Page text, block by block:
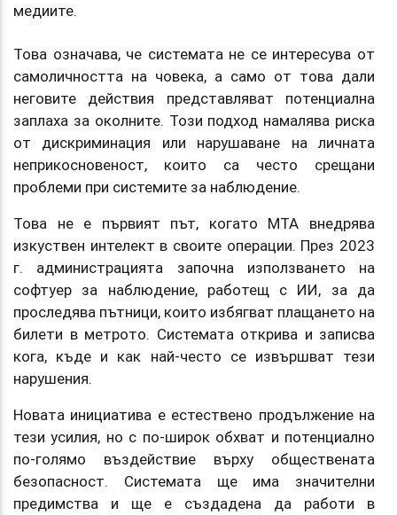
медиите.
Това означава, че системата не се интересува от
самоличността на човека, а само от това дали
неговите действия представляват потенциална
заплаха за околните. Този подход намалява риска
от дискриминация или нарушаване на личната
неприкосновеност, които са често срещани
проблеми при системите за наблюдение.
Това не е първият път, когато MTA внедрява
изкуствен интелект в своите операции. През 2023
г. администрацията започна използването на
софтуер за наблюдение, работещ с ИИ, за да
проследява пътници, които избягват плащането на
билети в метрото. Системата открива и записва
кога, къде и как най-често се извършват тези
нарушения.
Новата инициатива е естествено продължение на
тези усилия, но с по-широк обхват и потенциално
по-голямо въздействие върху обществената
безопасност. Системата ще има значителни
предимства и ще е създадена да работи в